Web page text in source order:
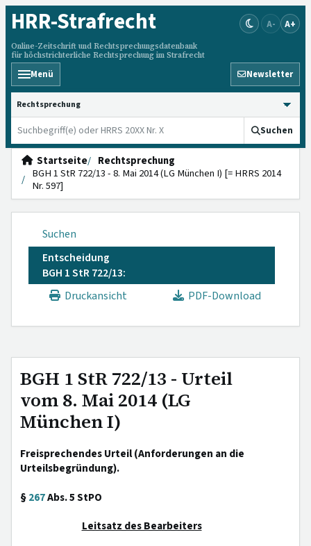
HRR-Strafrecht
Online-Zeitschrift und Rechtsprechungsdatenbank
für höchstrichterliche Rechtsprechung im Strafrecht
A- A+
Menü Newsletter
HRRS durchsuchen
Suchen
Startseite
Rechtsprechung
BGH 1 StR 722/13 - 8. Mai 2014 (LG München I) [= HRRS 2014
Nr. 597]
Suchen
Entscheidung
BGH 1 StR 722/13:
Druckansicht
PDF-Download
BGH 1 StR 722/13 - Urteil
vom 8. Mai 2014 (LG
München I)
Freisprechendes Urteil (Anforderungen an die
Urteilsbegründung).
§267Abs. 5 StPO
Leitsatz des Bearbeiters